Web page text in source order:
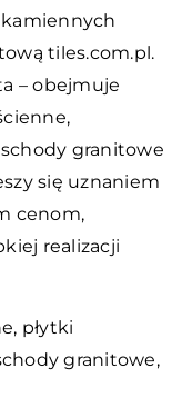
tiles.com.pl.
– obejmuje
granitowe
się uznaniem
cenom,
realizacji
płytki
granitowe,